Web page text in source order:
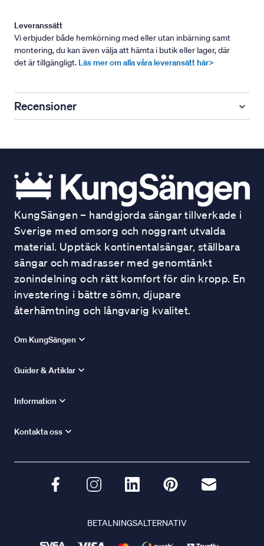
Leveranssätt
Vi erbjuder både hemkörning med eller utan inbärning samt
montering, du kan även välja att hämta i butik eller lager, där
det är tillgängligt. Läs mer om alla våra leveransätt här>
Recensioner
KungSängen – handgjorda sängar tillverkade i
Sverige med omsorg och noggrant utvalda
material. Upptäck kontinentalsängar, ställbara
sängar och madrasser med genomtänkt
zonindelning och rätt komfort för din kropp. En
investering i bättre sömn, djupare
återhämtning och långvarig kvalitet.
Om KungSängen
Guider & Artiklar
Information
Kontakta oss
BETALNINGSALTERNATIV